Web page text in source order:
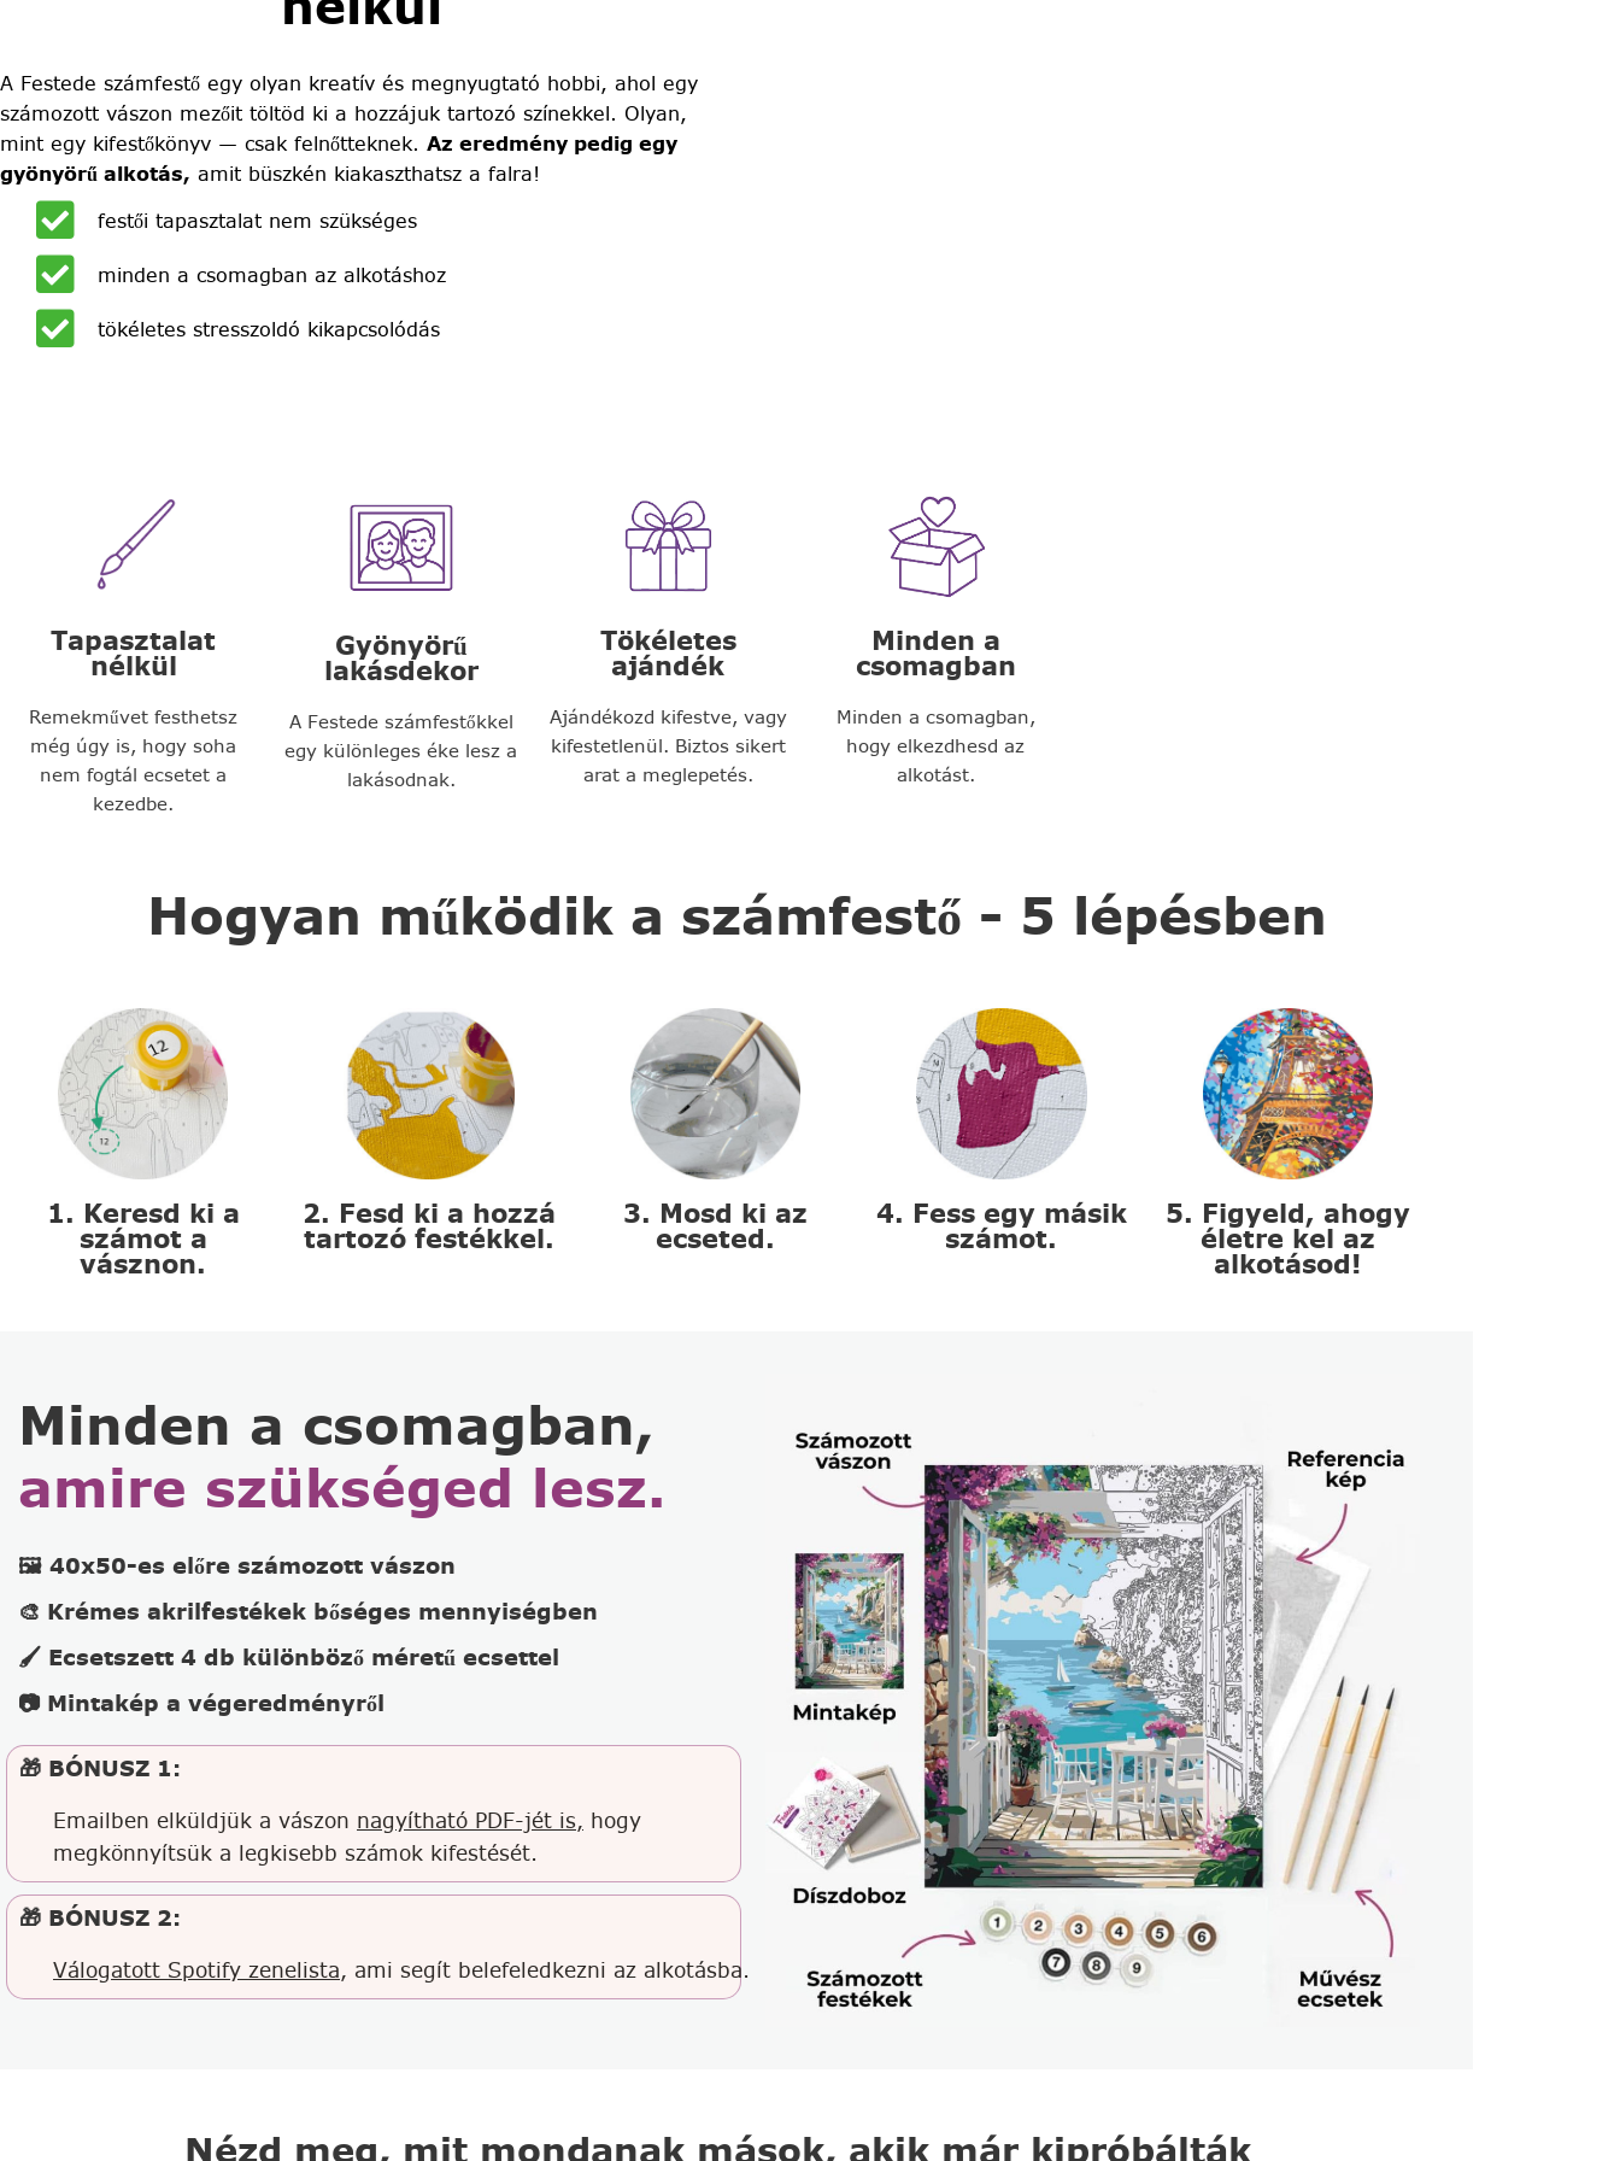
A Festede számfestő egy olyan kreatív és megnyugtató hobbi, ahol egy
számozott vászon mezőit töltöd ki a hozzájuk tartozó színekkel. Olyan,
mint egy kifestőkönyv — csak felnőtteknek. Az eredmény pedig egy
gyönyörű alkotás, amit büszkén kiakaszthatsz a falra!
festői tapasztalat nem szükséges
minden a csomagban az alkotáshoz
tökéletes stresszoldó kikapcsolódás
Tapasztalat
nélkül
Remekművet festhetsz
még úgy is, hogy soha
nem fogtál ecsetet a
kezedbe.
Gyönyörű
lakásdekor
A Festede számfestőkkel
egy különleges éke lesz a
lakásodnak.
Tökéletes
ajándék
Ajándékozd kifestve, vagy
kifestetlenül. Biztos sikert
arat a meglepetés.
Minden a
csomagban
Minden a csomagban,
hogy elkezdhesd az
alkotást.
Hogyan működik a számfestő - 5 lépésben
1. Keresd ki a
számot a
vásznon.
2. Fesd ki a hozzá
tartozó festékkel.
3. Mosd ki az
ecseted.
4. Fess egy másik
számot.
5. Figyeld, ahogy
életre kel az
alkotásod!
Minden a csomagban,
amire szükséged lesz.
🖼️ 40x50-es előre számozott vászon
🎨 Krémes akrilfestékek bőséges mennyiségben
🖌️ Ecsetszett 4 db különböző méretű ecsettel
📷 Mintakép a végeredményről
🎁 BÓNUSZ 1:
Emailben elküldjük a vászon nagyítható PDF-jét is, hogy
megkönnyítsük a legkisebb számok kifestését.
🎁 BÓNUSZ 2:
Válogatott Spotify zenelista, ami segít belefeledkezni az alkotásba.
Nézd meg, mit mondanak mások, akik már kipróbálták